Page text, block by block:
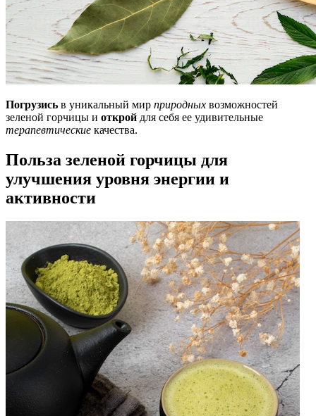
Погрузись в уникальный мир природных возможностей
зеленой горчицы и открой для себя ее удивительные
терапевтические качества.
Польза зеленой горчицы для
улучшения уровня энергии и
активности